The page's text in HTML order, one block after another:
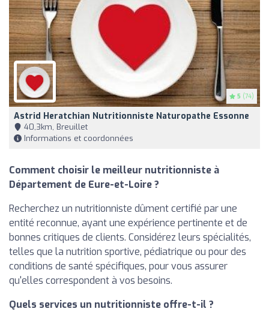
5 (74)
Astrid Heratchian Nutritionniste Naturopathe Essonne
40,3km, Breuillet
Informations et coordonnées
Comment choisir le meilleur nutritionniste à
Département de Eure-et-Loire ?
Recherchez un nutritionniste dûment certifié par une
entité reconnue, ayant une expérience pertinente et de
bonnes critiques de clients. Considérez leurs spécialités,
telles que la nutrition sportive, pédiatrique ou pour des
conditions de santé spécifiques, pour vous assurer
qu'elles correspondent à vos besoins.
Quels services un nutritionniste offre-t-il ?